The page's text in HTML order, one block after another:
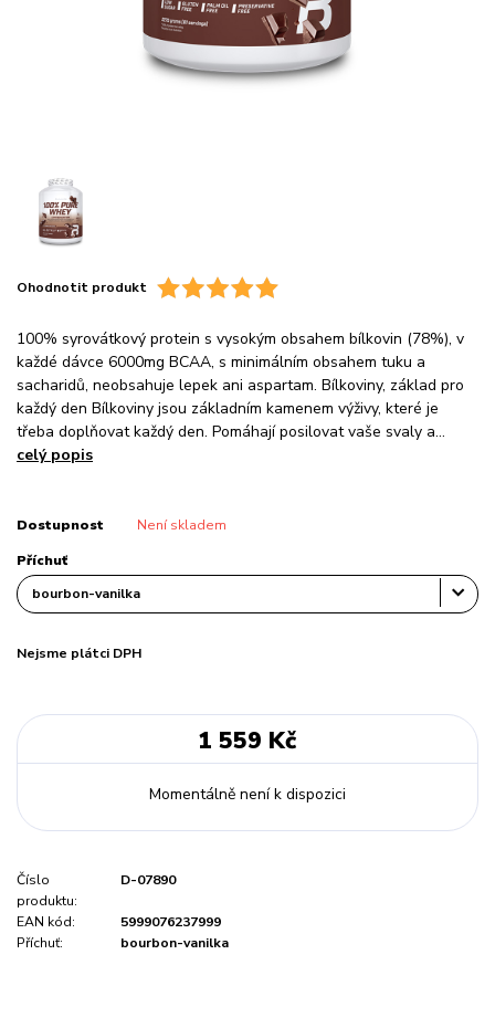
Ohodnotit produkt
100% syrovátkový protein s vysokým obsahem bílkovin (78%), v
každé dávce 6000mg BCAA, s minimálním obsahem tuku a
sacharidů, neobsahuje lepek ani aspartam. Bílkoviny, základ pro
každý den Bílkoviny jsou základním kamenem výživy, které je
třeba doplňovat každý den. Pomáhají posilovat vaše svaly a...
celý popis
Dostupnost Není skladem
Příchuť
Nejsme plátci DPH
1 559 Kč
Momentálně není k dispozici
Číslo
produktu:
D-07890
EAN kód:
5999076237999
Příchuť:
bourbon-vanilka